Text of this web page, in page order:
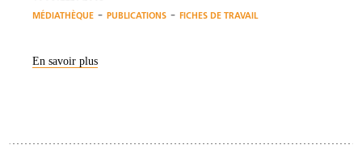
MÉDIATHÈQUE - PUBLICATIONS - FICHES DE TRAVAIL
En savoir plus